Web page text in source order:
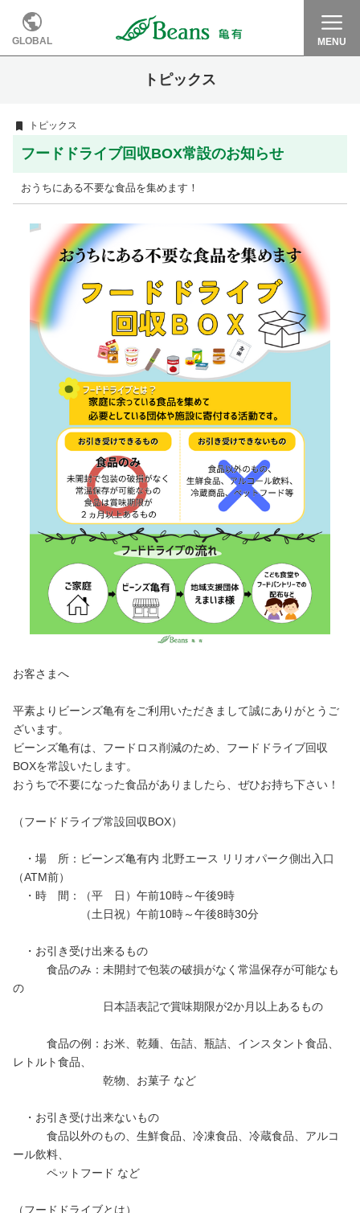
GLOBAL MENU
トピックス
トピックス
フードドライブ回収BOX常設のお知らせ
おうちにある不要な食品を集めます！
お客さまへ
平素よりビーンズ亀有をご利用いただきまして誠にありがとうご
ざいます。
ビーンズ亀有は、フードロス削減のため、フードドライブ回収
BOXを常設いたします。
おうちで不要になった食品がありましたら、ぜひお持ち下さい！
（フードドライブ常設回収BOX）
・場 所：ビーンズ亀有内 北野エース リリオパーク側出入口
（ATM前）
・時 間：（平 日）午前10時～午後9時
（土日祝）午前10時～午後8時30分
・お引き受け出来るもの
食品のみ：未開封で包装の破損がなく常温保存が可能なも
の
日本語表記で賞味期限が2か月以上あるもの
食品の例：お米、乾麺、缶詰、瓶詰、インスタント食品、
レトルト食品、
乾物、お菓子 など
・お引き受け出来ないもの
食品以外のもの、生鮮食品、冷凍食品、冷蔵食品、アルコ
ール飲料、
ペットフード など
（フードドライブとは）